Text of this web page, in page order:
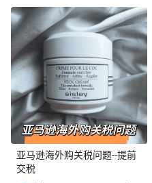
亚马逊海外购关税问题--提前
交税